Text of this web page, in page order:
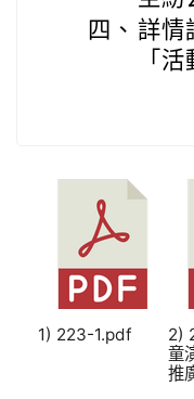
四、 詳情
「
1) 223-1.pdf
2)
童
推